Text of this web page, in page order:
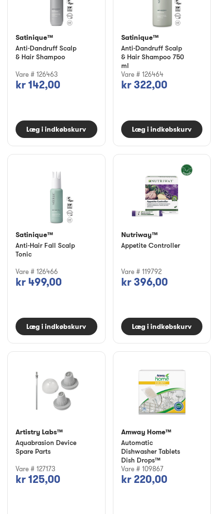
Satinique™
Anti-Dandruff Scalp
& Hair Shampoo
Vare # 126463
kr 142,00
Læg i indkøbskurv
Satinique™
Anti-Dandruff Scalp
& Hair Shampoo 750
ml
Vare # 126464
kr 322,00
Læg i indkøbskurv
Satinique™
Anti-Hair Fall Scalp
Tonic
Vare # 126466
kr 499,00
Læg i indkøbskurv
Nutriway™
Appetite Controller
Vare # 119792
kr 396,00
Læg i indkøbskurv
Artistry Labs™
Aquabrasion Device
Spare Parts
Vare # 127173
kr 125,00
Amway Home™
Automatic
Dishwasher Tablets
Dish Drops™
Vare # 109867
kr 220,00